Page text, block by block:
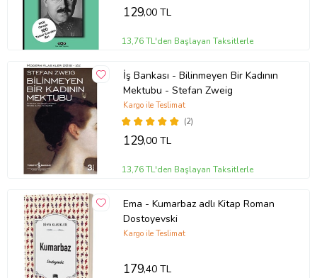
129,00 TL
13,76 TL'den Başlayan Taksitlerle
İş Bankası - Bilinmeyen Bir Kadının
Mektubu - Stefan Zweig
(2)
Kargo ile Teslimat
129,00 TL
13,76 TL'den Başlayan Taksitlerle
Ema - Kumarbaz adlı Kitap Roman
Dostoyevski
Kargo ile Teslimat
179,40 TL